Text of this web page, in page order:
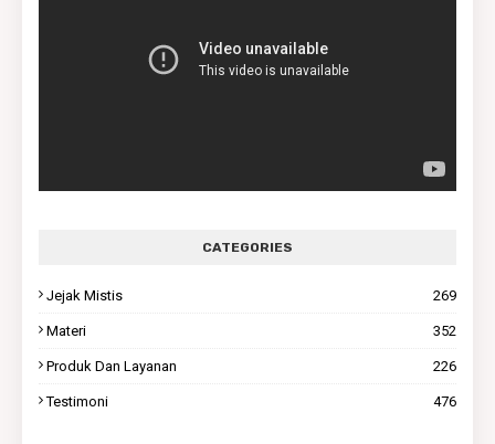
CATEGORIES
Jejak Mistis 269
Materi 352
Produk Dan Layanan 226
Testimoni 476